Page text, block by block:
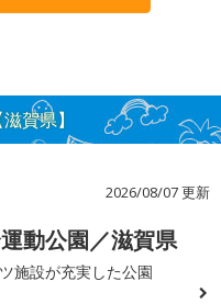
賀県】
2026/08/07 更新
動公園／滋賀県
施設が充実した公園